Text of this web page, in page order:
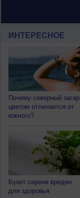
ИНТЕРЕСНОЕ
Почему северный загар
цветом отличается от
южного?
Букет сирени вреден
для здоровья